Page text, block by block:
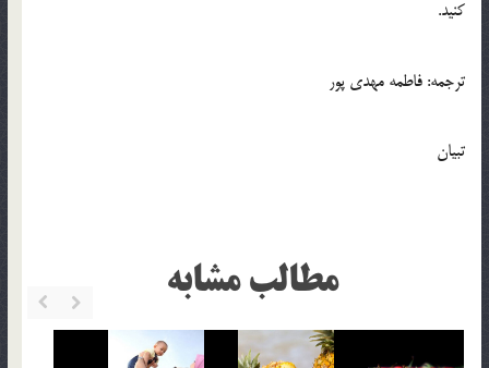
کنید.
ترجمه: فاطمه مهدی پور
تبیان
مطالب مشابه